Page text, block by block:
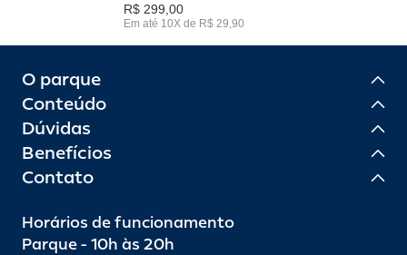
R$ 299,00
Em até 10X de R$ 29,90
O parque
Conteúdo
Dúvidas
Benefícios
Contato
Horários de funcionamento
Parque - 10h às 20h